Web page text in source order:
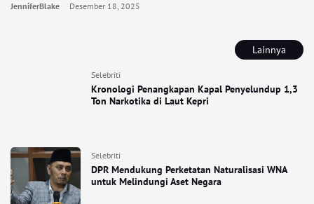
Lainnya
Selebriti
Kronologi Penangkapan Kapal Penyelundup 1,3
Ton Narkotika di Laut Kepri
Selebriti
DPR Mendukung Perketatan Naturalisasi WNA
untuk Melindungi Aset Negara
JenniferBlake Desember 18, 2025